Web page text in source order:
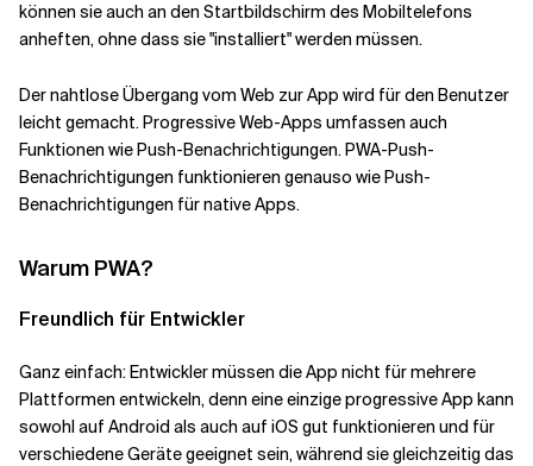
können sie auch an den Startbildschirm des Mobiltelefons
anheften, ohne dass sie "installiert" werden müssen.
Der nahtlose Übergang vom Web zur App wird für den Benutzer
leicht gemacht. Progressive Web-Apps umfassen auch
Funktionen wie Push-Benachrichtigungen. PWA-Push-
Benachrichtigungen funktionieren genauso wie Push-
Benachrichtigungen für native Apps.
Warum PWA?
Freundlich für Entwickler
Ganz einfach: Entwickler müssen die App nicht für mehrere
Plattformen entwickeln, denn eine einzige progressive App kann
sowohl auf Android als auch auf iOS gut funktionieren und für
verschiedene Geräte geeignet sein, während sie gleichzeitig das